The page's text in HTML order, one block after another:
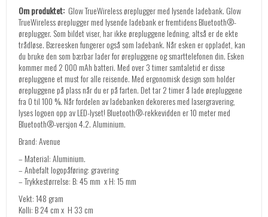
Om produktet: Glow TrueWireless øreplugger med lysende ladebank. Glow
TrueWireless øreplugger med lysende ladebank er fremtidens Bluetooth®-
øreplugger. Som bildet viser, har ikke ørepluggene ledning, altså er de ekte
trådløse. Bæreesken fungerer også som ladebank. Når esken er oppladet, kan
du bruke den som bærbar lader for ørepluggene og smarttelefonen din. Esken
kommer med 2 000 mAh batteri. Med over 3 timer samtaletid er disse
ørepluggene et must for alle reisende. Med ergonomisk design som holder
ørepluggene på plass når du er på farten. Det tar 2 timer å lade ørepluggene
fra 0 til 100 %. Når fordelen av ladebanken dekoreres med lasergravering,
lyses logoen opp av LED-lyset! Bluetooth®-rekkevidden er 10 meter med
Bluetooth®-versjon 4.2. Aluminium.
Brand: Avenue
– Material: Aluminium.
– Anbefalt logopåføring: gravering
– Trykkestørrelse: B: 45 mm x H: 15 mm
Vekt: 148 gram
Kolli: B 24 cm x H 33 cm